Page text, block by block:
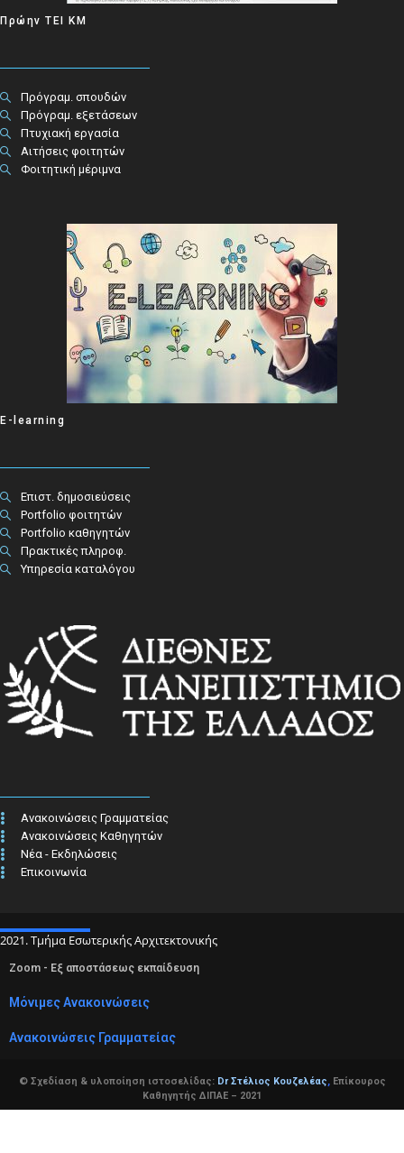
Πρώην ΤΕΙ ΚΜ
Πρόγραμ. σπουδών
Πρόγραμ. εξετάσεων
Πτυχιακή εργασία
Αιτήσεις φοιτητών
Φοιτητική μέριμνα
E-learning
Επιστ. δημοσιεύσεις
Portfolio φοιτητών
Portfolio καθηγητών
Πρακτικές πληροφ.​
Υπηρεσία καταλόγου
Ανακοινώσεις Γραμματείας
Ανακοινώσεις Καθηγητών
Νέα - Εκδηλώσεις
Επικοινωνία
2021. Τμήμα Εσωτερικής Αρχιτεκτονικής
Zoom - Εξ αποστάσεως εκπαίδευση
Μόνιμες Ανακοινώσεις
Ανακοινώσεις Γραμματείας
© Σχεδίαση & υλοποίηση ιστοσελίδας: Dr Στέλιος Κουζελέας,Επίκουρος
Καθηγητής ΔΙΠΑΕ – 2021